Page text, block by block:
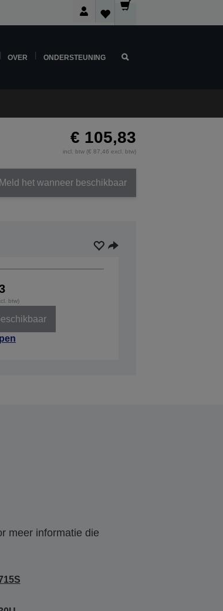
OVER ONDERSTEUNING
€ 105,83
incl. btw (€ 87,46 excl. btw)
Meld het wanneer beschikbaar
btw)
meer informatie die